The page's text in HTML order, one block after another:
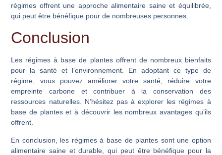
régimes offrent une approche alimentaire saine et équilibrée,
qui peut être bénéfique pour de nombreuses personnes.
Conclusion
Les régimes à base de plantes offrent de nombreux bienfaits
pour la santé et l’environnement. En adoptant ce type de
régime, vous pouvez améliorer votre santé, réduire votre
empreinte carbone et contribuer à la conservation des
ressources naturelles. N’hésitez pas à explorer les régimes à
base de plantes et à découvrir les nombreux avantages qu’ils
offrent.
En conclusion, les régimes à base de plantes sont une option
alimentaire saine et durable, qui peut être bénéfique pour la